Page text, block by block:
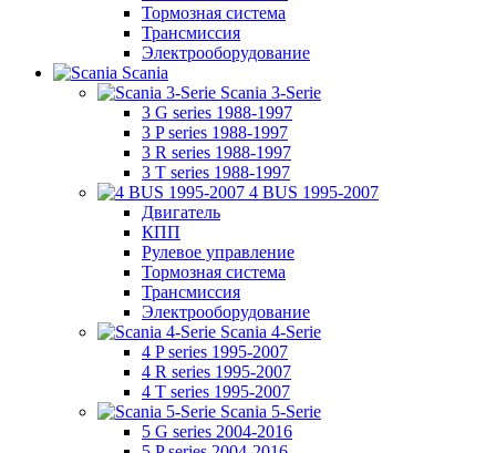
Тормозная система
Трансмиссия
Электрооборудование
Scania
Scania 3-Serie
3 G series 1988-1997
3 P series 1988-1997
3 R series 1988-1997
3 T series 1988-1997
4 BUS 1995-2007
Двигатель
КПП
Рулевое управление
Тормозная система
Трансмиссия
Электрооборудование
Scania 4-Serie
4 P series 1995-2007
4 R series 1995-2007
4 T series 1995-2007
Scania 5-Serie
5 G series 2004-2016